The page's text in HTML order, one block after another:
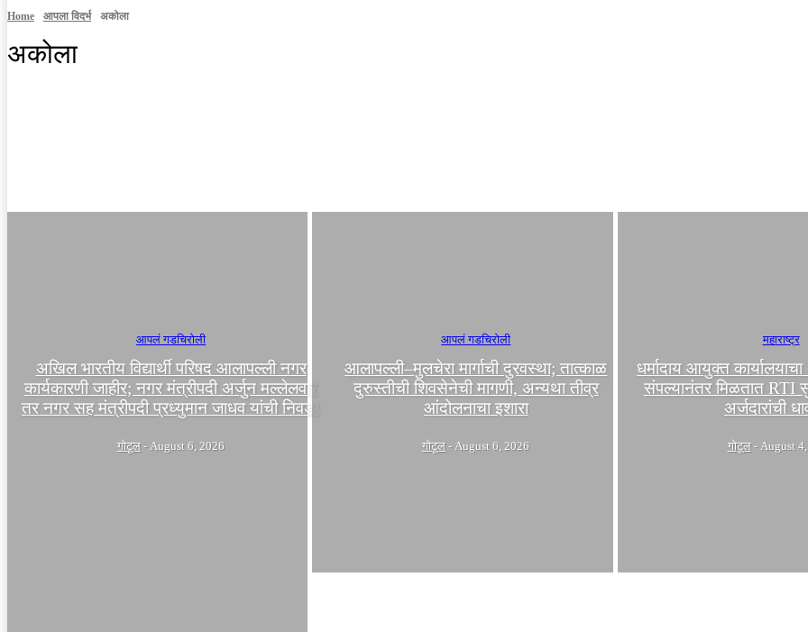
Home आपला विदर्भ अकोला
अकोला
आपलं गडचिरोली
अखिल भारतीय विद्यार्थी परिषद आलापल्ली नगर
कार्यकारणी जाहीर; नगर मंत्रीपदी अर्जुन मल्लेलवार
तर नगर सह मंत्रीपदी प्रध्युमान जाधव यांची निवड!
गोटूल - August 6, 2026
आपलं गडचिरोली
आलापल्ली–मुलचेरा मार्गाची दुरवस्था; तात्काळ
दुरुस्तीची शिवसेनेची मागणी, अन्यथा तीव्र
आंदोलनाचा इशारा
गोटूल - August 6, 2026
महाराष्ट्र
धर्मादाय आयुक्त
संपल्यानंतर मिळतात RTI
अर्जदारांची
गोटूल - August